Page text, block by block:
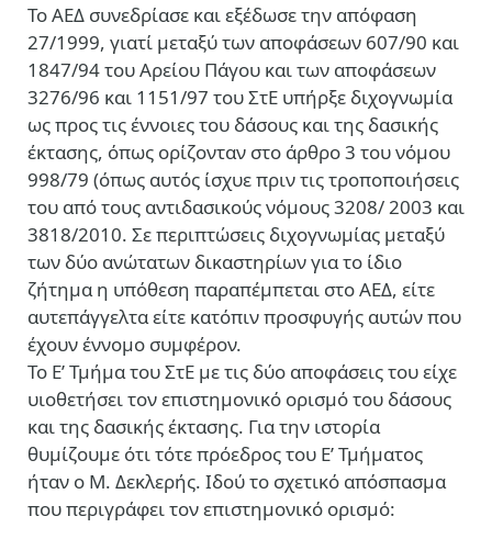
Το ΑΕΔ συνεδρίασε και εξέδωσε την απόφαση
27/1999, γιατί μεταξύ των αποφάσεων 607/90 και
1847/94 του Αρείου Πάγου και των αποφάσεων
3276/96 και 1151/97 του ΣτΕ υπήρξε διχογνωμία
ως προς τις έννοιες του δάσους και της δασικής
έκτασης, όπως ορίζονταν στο άρθρο 3 του νόμου
998/79 (όπως αυτός ίσχυε πριν τις τροποποιήσεις
του από τους αντιδασικούς νόμους 3208/ 2003 και
3818/2010. Σε περιπτώσεις διχογνωμίας μεταξύ
των δύο ανώτατων δικαστηρίων για το ίδιο
ζήτημα η υπόθεση παραπέμπεται στο ΑΕΔ, είτε
αυτεπάγγελτα είτε κατόπιν προσφυγής αυτών που
έχουν έννομο συμφέρον.
Το Ε’ Τμήμα του ΣτΕ με τις δύο αποφάσεις του είχε
υιοθετήσει τον επιστημονικό ορισμό του δάσους
και της δασικής έκτασης. Για την ιστορία
θυμίζουμε ότι τότε πρόεδρος του Ε’ Τμήματος
ήταν ο Μ. Δεκλερής. Ιδού το σχετικό απόσπασμα
που περιγράφει τον επιστημονικό ορισμό: